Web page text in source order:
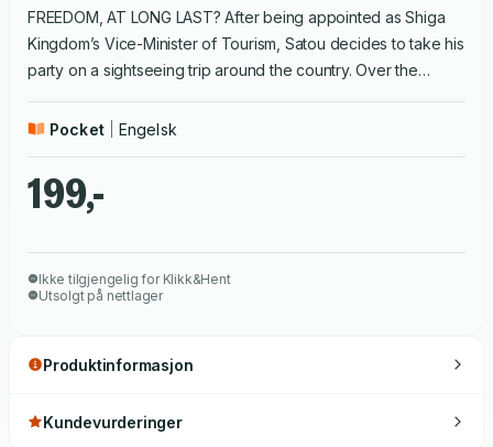
FREEDOM, AT LONG LAST? After being appointed as Shiga
Kingdom’s Vice-Minister of Tourism, Satou decides to take his
party on a sightseeing trip around the country. Over the
reunite with old friends, and even save some refugees! But
imperial mage who placed a Geist on Arisa and Lulu, thus
magically binding them to a life of servitude, has been hiding
Satou and company finally get an opportunity to settle the
score with him…?
Pocket Engelsk
199,-
Ikke tilgjengelig for Klikk&Hent
Utsolgt på nettlager
Produktinformasjon
Kundevurderinger